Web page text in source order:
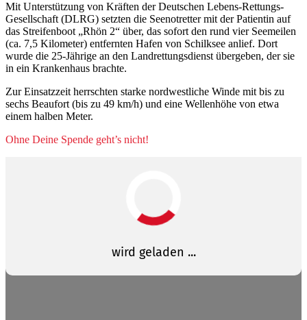
Mit Unterstützung von Kräften der Deutschen Lebens-Rettungs-
Gesellschaft (DLRG) setzten die Seenotretter mit der Patientin auf
das Streifenboot „Rhön 2“ über, das sofort den rund vier Seemeilen
(ca. 7,5 Kilometer) entfernten Hafen von Schilksee anlief. Dort
wurde die 25-Jährige an den Landrettungsdienst übergeben, der sie
in ein Krankenhaus brachte.
Zur Einsatzzeit herrschten starke nordwestliche Winde mit bis zu
sechs Beaufort (bis zu 49 km/h) und eine Wellenhöhe von etwa
einem halben Meter.
Ohne Deine Spende geht’s nicht!